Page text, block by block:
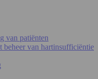
van patiënten
beheer van hartinsufficiëntie